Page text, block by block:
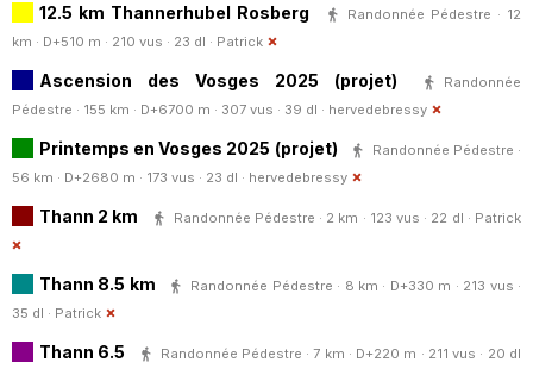
12.5 km Thannerhubel Rosberg
Randonnée Pédestre · 12
km · D+510 m · 210 vus · 23 dl · Patrick
Ascension des Vosges 2025 (projet)
Randonnée
Pédestre · 155 km · D+6700 m · 307 vus · 39 dl · hervedebressy
Printemps en Vosges 2025 (projet)
Randonnée Pédestre ·
56 km · D+2680 m · 173 vus · 23 dl · hervedebressy
Thann 2 km Randonnée Pédestre · 2 km · 123 vus · 22 dl · Patrick
Thann 8.5 km
Randonnée Pédestre · 8 km · D+330 m · 213 vus ·
35 dl · Patrick
Thann 6.5
Randonnée Pédestre · 7 km · D+220 m · 211 vus · 20 dl